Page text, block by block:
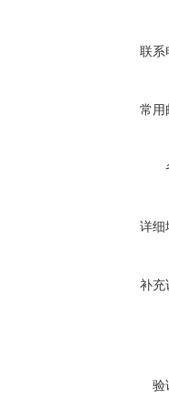
联系
常用
详细
补充
验